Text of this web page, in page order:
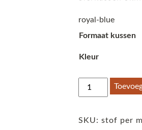
royal-blue
Formaat kussen
Kleur
Sierkussen
Skinsbynature
SKU:stof per